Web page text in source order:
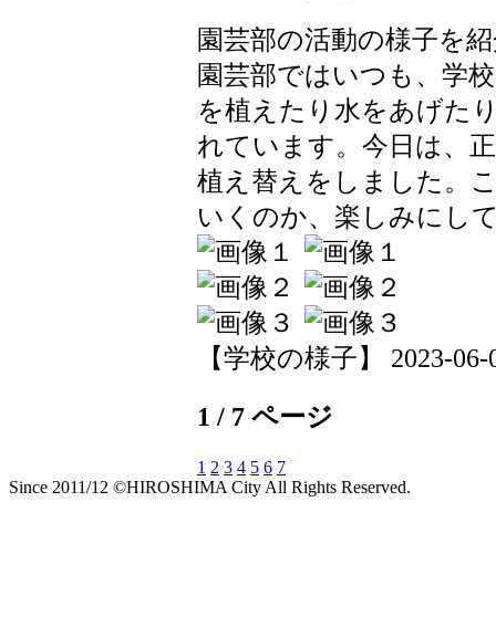
園芸部の活動の様子を
園芸部ではいつも、学
を植えたり水をあげた
れています。今日は、
植え替えをしました。
いくのか、楽しみにし
【学校の様子】 2023-
1 / 7 ページ
1 2 3 4 5 6 7
Since 2011/12 ©HIROSHIMA City All Rights Reserved.